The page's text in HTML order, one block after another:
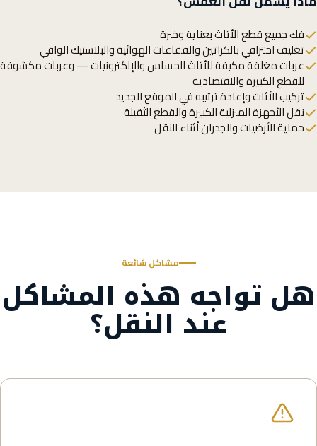
فك جميع قطع الأثاث بعناية وخبرة
تغليف احترافي بالكراتين والفقاعات الهوائية والبلاستيك الواقي
عربات مغلقة مكيفة للأثاث الحساس والإلكترونيات — وعربات مكشوفة
للقطع الكبيرة والاقتصادية
تركيب الأثاث وإعادة ترتيبه في الموقع الجديد
نقل الأجهزة المنزلية الكبيرة والقطع الثقيلة
حماية الأرضيات والجدران أثناء النقل
مشاكل شائعة
هل تواجه هذه المشاكل
عند النقل؟